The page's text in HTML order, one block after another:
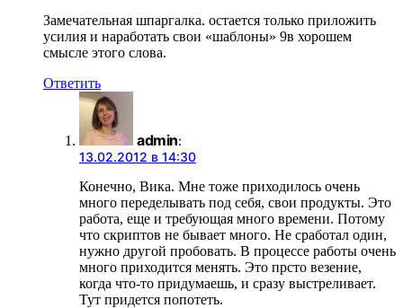
Замечательная шпаргалка. остается только приложить
усилия и наработать свои «шаблоны» 9в хорошем
смысле этого слова.
Ответить
admin:
13.02.2012 в 14:30
Конечно, Вика. Мне тоже приходилось очень
много переделывать под себя, свои продукты. Это
работа, еще и требующая много времени. Потому
что скриптов не бывает много. Не сработал один,
нужно другой пробовать. В процессе работы очень
много приходится менять. Это прсто везение,
когда что-то придумаешь, и сразу выстреливает.
Тут придется попотеть.